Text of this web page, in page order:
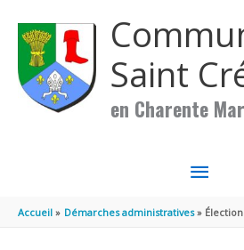
Saint
en Charente
MENU
Accueil Démarches administratives